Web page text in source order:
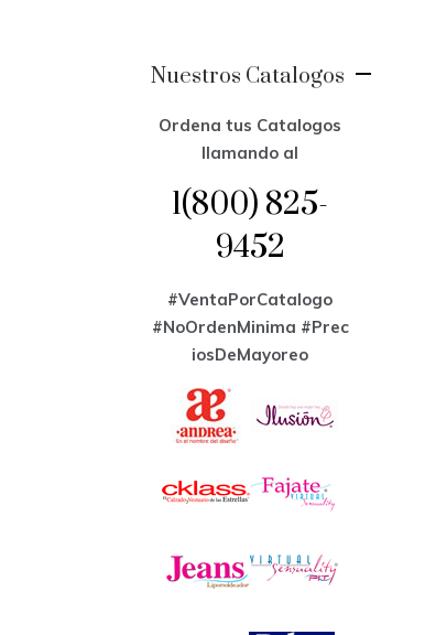
Nuestros Catalogos
Ordena tus Catalogos
llamando al
1(800) 825-
9452
#VentaPorCatalogo
#NoOrdenMinima #Prec
iosDeMayoreo